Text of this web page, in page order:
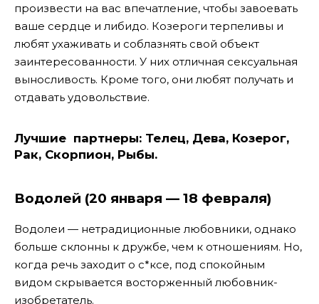
произвести на вас впечатление, чтобы завоевать
ваше сердце и либидо. Козероги терпеливы и
любят ухаживать и соблазнять свой объект
заинтересованности. У них отличная сексуальная
выносливость. Кроме того, они любят получать и
отдавать удовольствие.
Лучшие партнеры: Телец, Дева, Козерог,
Рак, Скорпион, Рыбы.
Водолей (20 января — 18 февраля)
Водолеи — нетрадиционные любовники, однако
больше склонны к дружбе, чем к отношениям. Но,
когда речь заходит о с*ксе, под спокойным
видом скрывается восторженный любовник-
изобретатель.